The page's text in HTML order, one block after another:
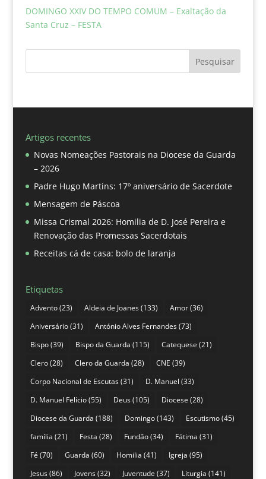
DOMINGO XXIV DO TEMPO COMUM – Exaltação da
Santa Cruz – FESTA
Pesquisar
Artigos recentes
Novas Nomeações Pastorais na Diocese da Guarda
– 2026
Padre Hugo Martins: 17º aniversário de Sacerdote
Mensagem de Páscoa
Missa Crismal 2026: Homilia de D. José Pereira e
Renovação das Promessas Sacerdotais
Receitas cá de casa: bolo de laranja
Etiquetas
Advento(23) Aldeia de Joanes(133) Amor(36)
Aniversário(31) António Alves Fernandes(73)
Bispo(39) Bispo da Guarda (115) Catequese (21)
Clero(28) Clero da Guarda (28) CNE (39)
Corpo Nacional de Escutas(31) D. Manuel (33)
D. Manuel Felício(55) Deus(105) Diocese (28)
Diocese da Guarda (188) Domingo(143) Escutismo(45)
família (21) Festa (28) Fundão(34) Fátima (31)
Fé (70) Guarda (60) Homilia (41) Igreja (95)
Jesus(86) Jovens(32) Juventude (37) Liturgia (141)